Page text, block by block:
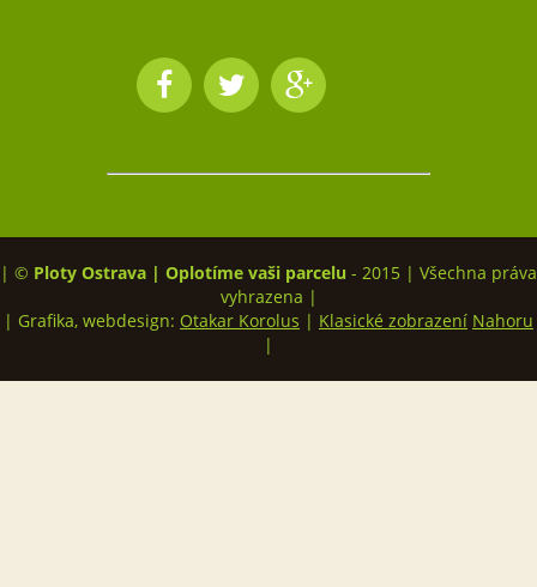
| © Ploty Ostrava | Oplotíme vaši parcelu - 2015 | Všechna práva
vyhrazena |
| Grafika, webdesign: Otakar Korolus | Klasické zobrazení Nahoru
|